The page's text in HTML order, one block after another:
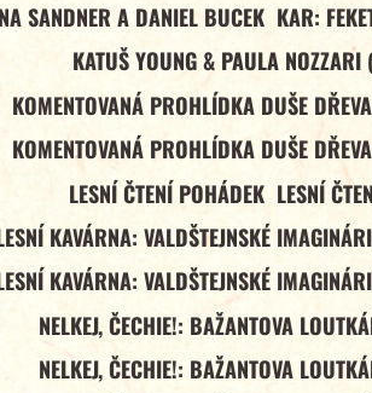
SANDNER A DANIEL BUCEK KAR:
KATUŠ YOUNG & PAULA
KOMENTOVANÁ PROHLÍDKA DUŠE
KOMENTOVANÁ PROHLÍDKA DUŠE
LESNÍ ČTENÍ POHÁDEK LESNÍ
KAVÁRNA: VALDŠTEJNSKÉ
KAVÁRNA: VALDŠTEJNSKÉ
NELKEJ, ČECHIE!: BAŽANTOVA
NELKEJ, ČECHIE!: BAŽANTOVA